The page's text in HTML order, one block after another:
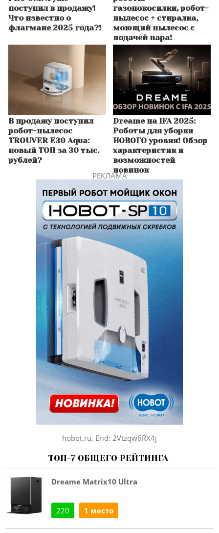
поступил в продажу!
Что известно о
флагмане 2025 года?!
газонокосилки, робот-
пылесос + стиралка,
моющий пылесос с
подачей пара!
В продажу поступил
робот-пылесос
TROUVER E30 Aqua:
новый ТОП за 30 тыс.
рублей?
Dreame на IFA 2025:
Роботы для уборки
НОВОГО уровня! Обзор
характеристик и
возможностей
новинок
РЕКЛАМА
hobot.ru, Erid: 2Vtzqw6RX4j
ТОП-7 ОБЩЕГО РЕЙТИНГА
Dreame Matrix10 Ultra
220 1 место